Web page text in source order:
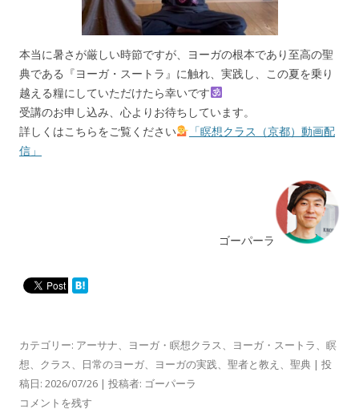
本当に暑さが厳しい時節ですが、ヨーガの根本であり至高の聖
典である『ヨーガ・スートラ』に触れ、実践し、この夏を乗り
越える糧にしていただけたら幸いです
受講のお申し込み、心よりお待ちしています。
詳しくはこちらをご覧ください
「瞑想クラス（京都）動画配
信」
ゴーパーラ
カテゴリー: アーサナ、 ヨーガ・瞑想クラス、 ヨーガ・スートラ、 瞑
想、 クラス、 日常のヨーガ、 ヨーガの実践、 聖者と教え 、 聖典 | 投
稿日: 2026/07/26 | 投稿者: ゴーパーラ
コメントを残す